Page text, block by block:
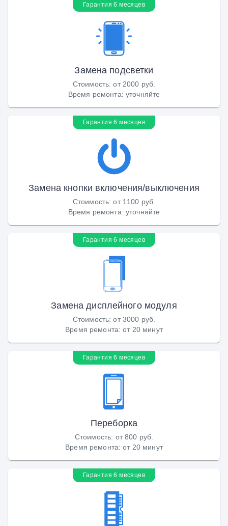
Гарантия 6 месяцев
Замена подсветки
Стоимость:от 2000 руб.
Время ремонта: уточняйте
Гарантия 6 месяцев
Замена кнопки включения/выключения
Стоимость:от 1100 руб.
Время ремонта: уточняйте
Гарантия 6 месяцев
Замена дисплейного модуля
Стоимость:от 3000 руб.
Время ремонта:от 20 минут
Гарантия 6 месяцев
Переборка
Стоимость: от 800 руб.
Время ремонта:от 20 минут
Гарантия 6 месяцев